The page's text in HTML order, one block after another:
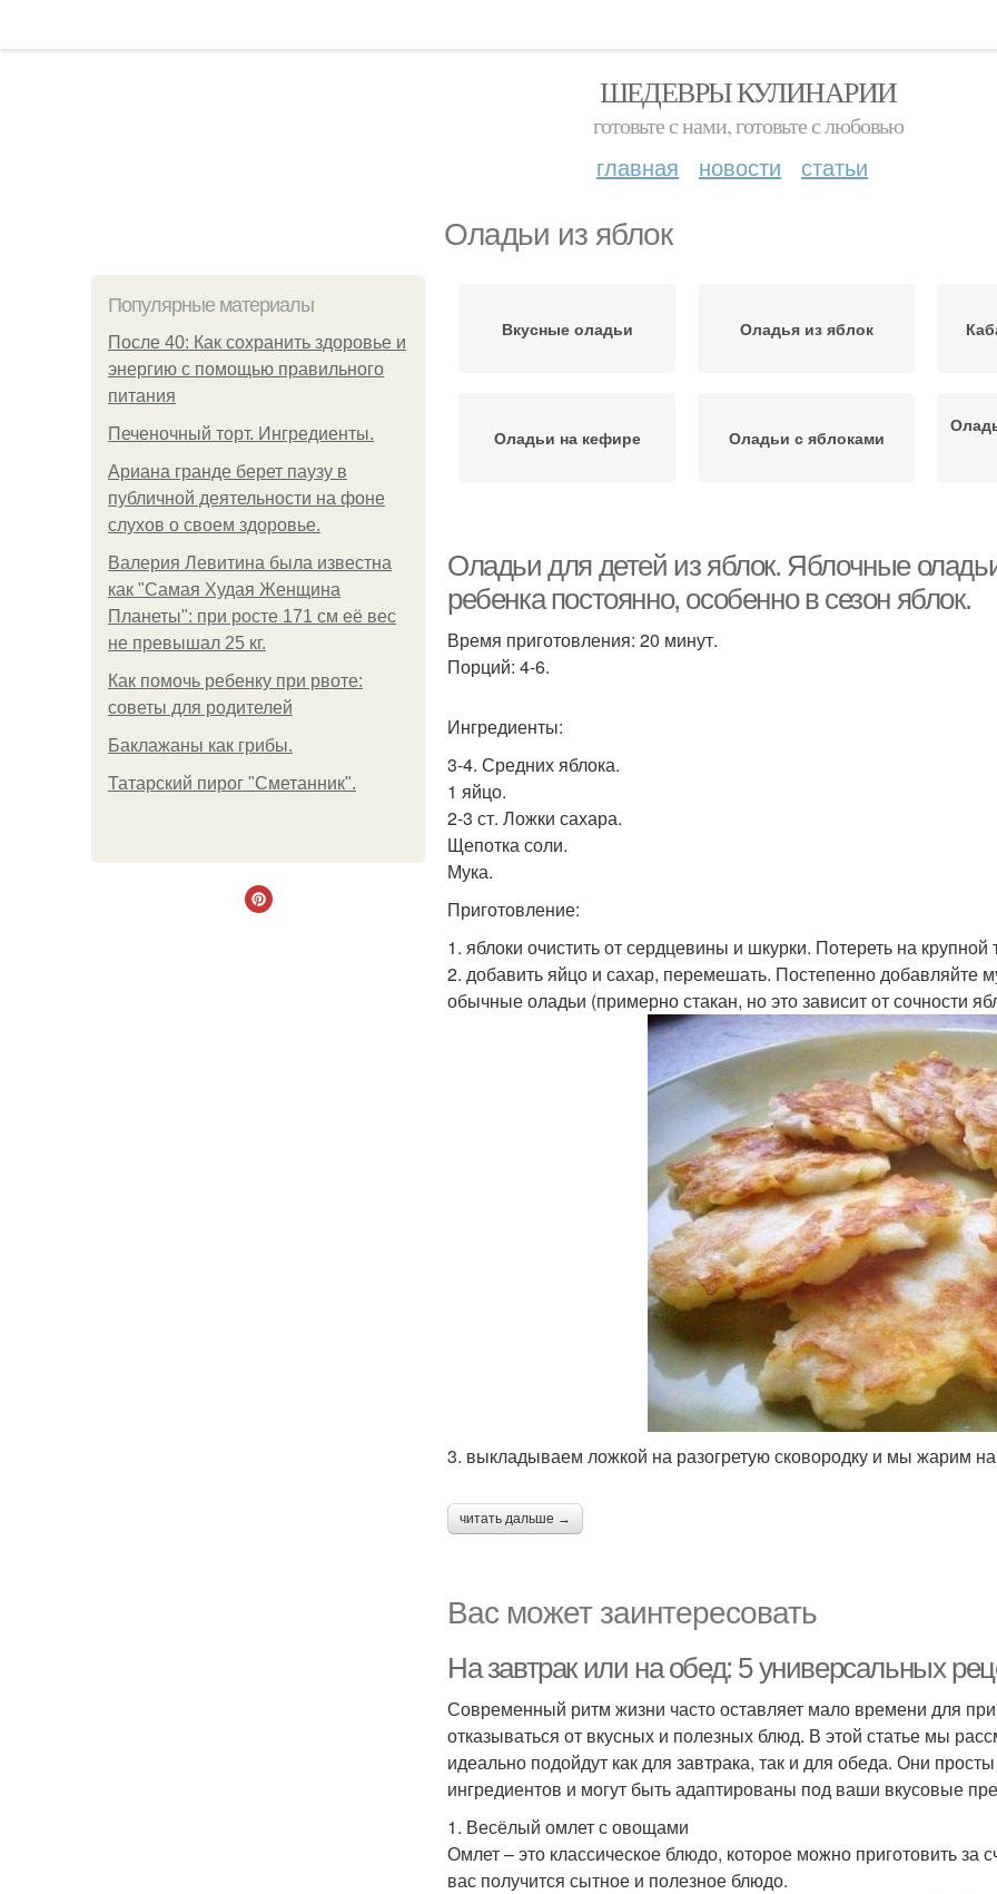
ШЕДЕВРЫ КУЛИНАРИИ
готовьте с нами, готовьте с любовью
главная новости статьи
Оладьи из яблок
Популярные материалы
После 40: Как сохранить здоровье и
энергию с помощью правильного
питания
Печеночный торт. Ингредиенты.
Ариана гранде берет паузу в
публичной деятельности на фоне
слухов о своем здоровье.
Валерия Левитина была известна
как "Самая Худая Женщина
Планеты": при росте 171 см её вес
не превышал 25 кг.
Как помочь ребенку при рвоте:
советы для родителей
Баклажаны как грибы.
Татарский пирог "Сметанник".
Вкусные оладьи Оладья из яблок
Оладьи на кефире Оладьи с яблоками
Оладьи для детей из яблок. Яблочные
ребенка постоянно, особенно в сезон яблок.
Время приготовления: 20 минут.
Порций: 4-6.
Ингредиенты:
3-4. Средних яблока.
1 яйцо.
2-3 ст. Ложки сахара.
Щепотка соли.
Мука.
Приготовление:
1. яблоки очистить от сердцевины и шкурки. Потереть на крупной
2. добавить яйцо и сахар, перемешать. Постепенно добавляйте
обычные оладьи (примерно стакан, но это зависит от сочности
3. выкладываем ложкой на разогретую сковородку и мы жарим
читать дальше →
Вас может заинтересовать
На завтрак или на обед: 5 универсальных
Современный ритм жизни часто оставляет мало времени для
отказываться от вкусных и полезных блюд. В этой статье мы
идеально подойдут как для завтрака, так и для обеда. Они
ингредиентов и могут быть адаптированы под ваши вкусовые
1. Весёлый омлет с овощами
Омлет – это классическое блюдо, которое можно приготовить
вас получится сытное и полезное блюдо.